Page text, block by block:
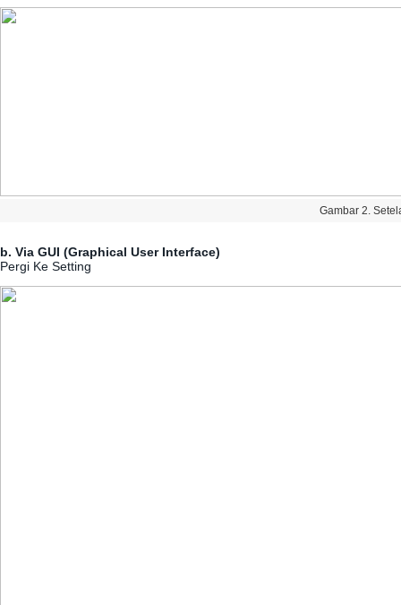
Gambar 2.
b. Via GUI (Graphical User Interface)
Pergi Ke Setting